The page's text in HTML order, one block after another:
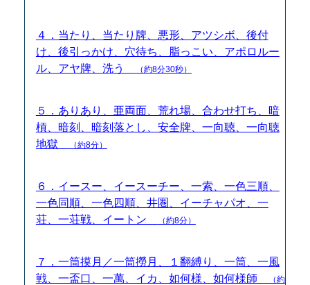
４．当たり、当たり牌、悪形、アツシボ、後付
け、後引っかけ、穴待ち、脂っこい、アポロルー
ル、アヤ牌、洗う
（約8分30秒）
５．ありあり、亜両面、荒れ場、合わせ打ち、暗
槓、暗刻、暗刻落とし、安全牌、一向聴、一向聴
地獄
（約8分）
６．イースー、イースーチー、一索、一色三順、
一色同順、一色四順、井圏、イーチャパオ、一
荘、一荘戦、イートン
（約8分）
７．一筒摸月／一筒撈月、１翻縛り、一筒、一風
戦、一盃口、一萬、イカ、如何様、如何様師
（約